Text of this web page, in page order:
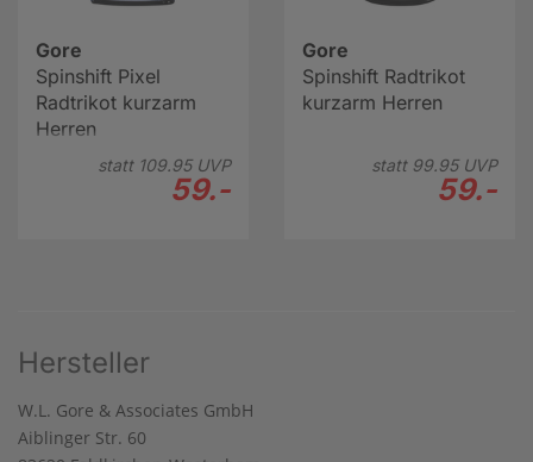
Gore
Spinshift Pixel
Radtrikot kurzarm
Herren
statt 109.95UVP
59.-
Gore
Spinshift Radtrikot
kurzarm Herren
statt 99.95UVP
59.-
Hersteller
W.L. Gore & Associates GmbH
Aiblinger Str. 60